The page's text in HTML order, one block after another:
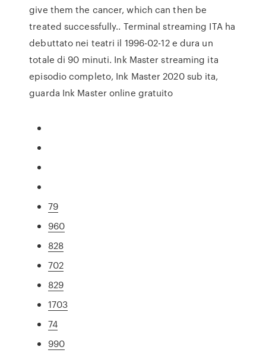
give them the cancer, which can then be
treated successfully.. Terminal streaming ITA ha
debuttato nei teatri il 1996-02-12 e dura un
totale di 90 minuti. Ink Master streaming ita
episodio completo, Ink Master 2020 sub ita,
guarda Ink Master online gratuito
79
960
828
702
829
1703
74
990